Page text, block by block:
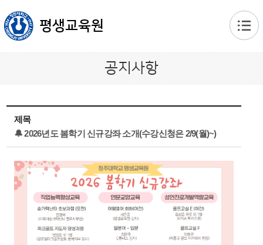
평생교육원
공지사항
제목
🔔 2026년도 봄학기 신규강좌 소개(수강신청은 2/9(월)~)